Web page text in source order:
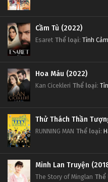
Cầm Tù (2022)
Esaret Thể loại: Tình Cảm
Hoa Máu (2022)
Kan Cicekleri Thể loại:
Thử Thách Thần
RUNNING MAN Thể loại:
Minh Lan Truyện
The Story of Minglan Thể